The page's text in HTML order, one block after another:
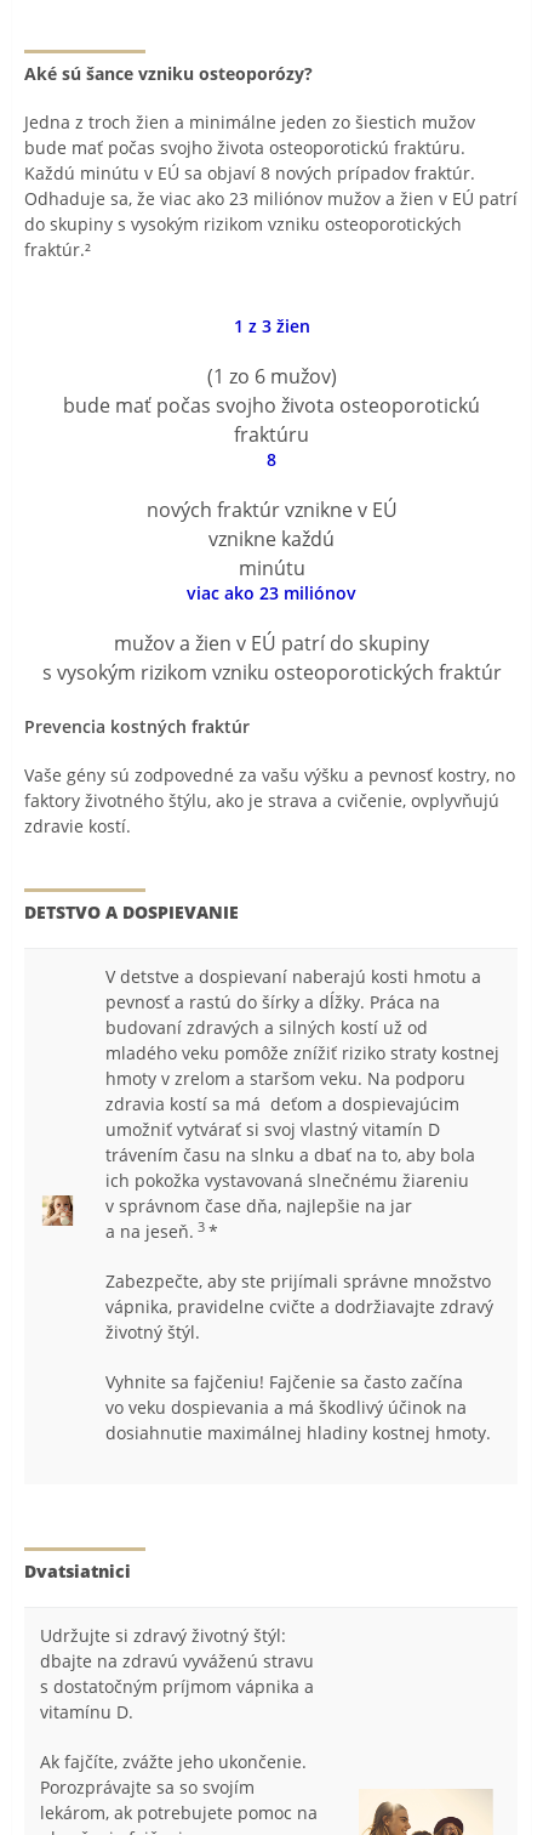
Aké sú šance vzniku osteoporózy?
Jedna z troch žien a minimálne jeden zo šiestich mužov
bude mať počas svojho života osteoporotickú fraktúru.
Každú minútu v EÚ sa objaví 8 nových prípadov fraktúr.
Odhaduje sa, že viac ako 23 miliónov mužov a žien v EÚ patrí
do skupiny s vysokým rizikom vzniku osteoporotických
fraktúr.²
1 z 3 žien
(1 zo 6 mužov)
bude mať počas svojho života osteoporotickú
fraktúru
8
nových fraktúr vznikne v EÚ
vznikne každú
minútu
viac ako 23 miliónov
mužov a žien v EÚ patrí do skupiny
s vysokým rizikom vzniku osteoporotických fraktúr
Prevencia kostných fraktúr
Vaše gény sú zodpovedné za vašu výšku a pevnosť kostry, no
faktory životného štýlu, ako je strava a cvičenie, ovplyvňujú
zdravie kostí.
DETSTVO A DOSPIEVANIE
V detstve a dospievaní naberajú kosti hmotu a
pevnosť a rastú do šírky a dĺžky. Práca na
budovaní zdravých a silných kostí už od
mladého veku pomôže znížiť riziko straty kostnej
hmoty v zrelom a staršom veku. Na podporu
zdravia kostí sa má deťom a dospievajúcim
umožniť vytvárať si svoj vlastný vitamín D
trávením času na slnku a dbať na to, aby bola
ich pokožka vystavovaná slnečnému žiareniu
v správnom čase dňa, najlepšie na jar
a na jeseň. 3 *
Zabezpečte, aby ste prijímali správne množstvo
vápnika, pravidelne cvičte a dodržiavajte zdravý
životný štýl.
Vyhnite sa fajčeniu! Fajčenie sa často začína
vo veku dospievania a má škodlivý účinok na
dosiahnutie maximálnej hladiny kostnej hmoty.
Dvatsiatnici
Udržujte si zdravý životný štýl:
dbajte na zdravú vyváženú stravu
s dostatočným príjmom vápnika a
vitamínu D.
Ak fajčíte, zvážte jeho ukončenie.
Porozprávajte sa so svojím
lekárom, ak potrebujete pomoc na